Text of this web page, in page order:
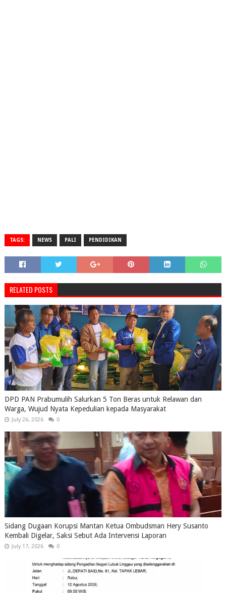
TAGS: NEWS PALI PENDIDIKAN
RELATED POSTS
DPD PAN Prabumulih Salurkan 5 Ton Beras untuk Relawan dan
Warga, Wujud Nyata Kepedulian kepada Masyarakat
July 26, 2026 0
Sidang Dugaan Korupsi Mantan Ketua Ombudsman Hery Susanto
Kembali Digelar, Saksi Sebut Ada Intervensi Laporan
July 17, 2026 0